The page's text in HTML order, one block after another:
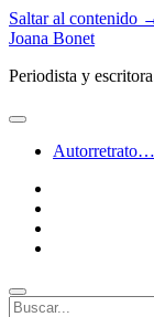
Saltar al contenido
Joana Bonet
Periodista y
abrir
Autorretrato…
Buscar